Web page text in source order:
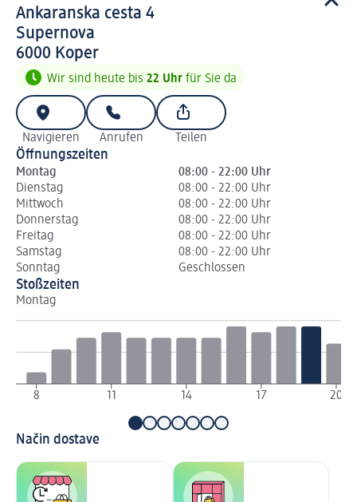
d m Markt
Ankaranska cesta 4
Supernova
6 0 0 0
6000 Koper
Wir sind heute bis 22 Uhr für Sie da
Navigieren Anrufen Teilen
Öffnungszeiten
Montag
08:00 - 22:00 Uhr
Dienstag
08:00 - 22:00 Uhr
Mittwoch
08:00 - 22:00 Uhr
Donnerstag
08:00 - 22:00 Uhr
Freitag
08:00 - 22:00 Uhr
Samstag
08:00 - 22:00 Uhr
Sonntag
Geschlossen
Stoßzeiten
Montag
8 11 14 17 20
Način dostave